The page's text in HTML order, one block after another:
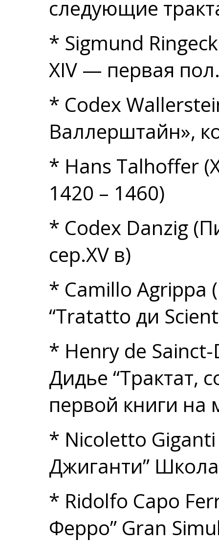
следующие
* Sigmund
ХIV — первая
* Codex
Валлерштайн»,
* Hans Talhoffer
1420 – 1460)
* Codex Danzig
сер.XV в)
* Camillo Agrippa
“Tratatto ди
* Henry de
Дидье “Трактат,
первой книги на
* Nicoletto
Джиганти” Школа
* Ridolfo Capo
Ферро” Gran